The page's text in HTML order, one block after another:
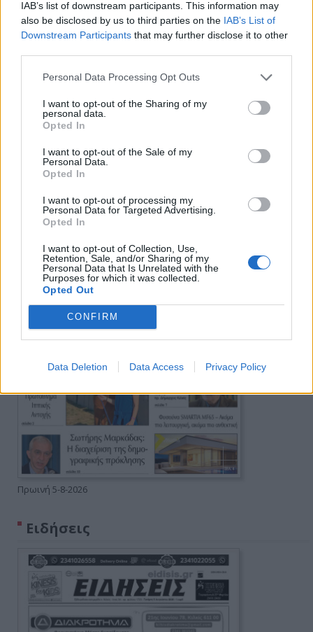
IAB’s list of downstream participants. This information may
also be disclosed by us to third parties on the IAB’s List of
Downstream Participants that may further disclose it to other
Personal Data Processing Opt Outs
I want to opt-out of the Sharing of my
personal data.
Opted In
I want to opt-out of the Sale of my
Personal Data.
Opted In
I want to opt-out of processing my
Personal Data for Targeted Advertising.
Opted In
I want to opt-out of Collection, Use,
Retention, Sale, and/or Sharing of my
Personal Data that Is Unrelated with the
Purposes for which it was collected.
Opted Out
CONFIRM
Data Deletion Data Access Privacy Policy
Πρωινή
Πρωινή 5-8-2026
Ειδήσεις